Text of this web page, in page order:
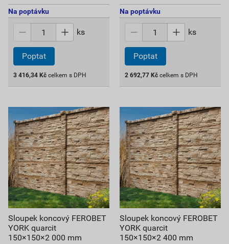
Na poptávku
ks
Poptat
3 416,34 Kč celkem s DPH
Na poptávku
ks
Poptat
2 692,77 Kč celkem s DPH
Sloupek koncový FEROBET
YORK quarcit
150×150×2 000 mm
Sloupek koncový FEROBET
YORK quarcit
150×150×2 400 mm